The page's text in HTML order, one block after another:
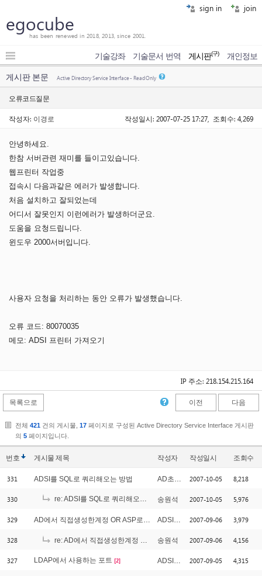
sign in join
egocube
has been renewed in 2018, 2013, since 2001.
기술강좌 기술문서 번역 게시판(구) 개인정보
게시판 본문 Active Directory Service Interface - Read Only
오류코드질문
작성자: 이경로 작성일시: 2007-07-25 17:27, 조회수: 4,269
안녕하세요.
한참 서버관련 재미를 들이고있습니다.
웹프린터 작업중
접속시 다음과같은 에러가 발생합니다.
처음 설치하고 잘되었는데
어디서 잘못인지 이런에러가 발생하더군요.
도움을 요청드립니다.
윈도우 2000서버입니다.
사용자 요청을 처리하는 동안 오류가 발생했습니다.
오류 코드: 80070035
메모: ADSI 프린터 가져오기
IP 주소: 218.154.215.164
목록으로 이전 다음
전체 421 건의 게시물, 17 페이지로 구성된 Active Directory Service Interface 게시판
의 5 페이지입니다.
번호 게시물제목 작성자 작성일시 조회수
331 ADSI를 SQL로 쿼리해오는 방법 AD초보운전 2007-10-05 8,218
330 re: ADSI를 SQL로 쿼리해오는 방법 [1]
송원석 2007-10-05 5,976
329 AD에서 직접생성한계정 OR ASP로 짜여진 관리자페이지에서 생성한계정.. ADSI초보 2007-09-06 3,979
328 re: AD에서 직접생성한계정 OR ASP로 짜여진 관리자페이지에서 생성한계정.. 송원석 2007-09-06 4,156
327 LDAP에서 사용하는 포트 [2] ADSI초보 2007-09-05 4,315